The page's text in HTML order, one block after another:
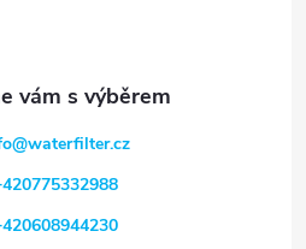
@waterfilter.cz